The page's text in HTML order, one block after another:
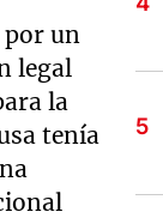
un
legal
la
tenía